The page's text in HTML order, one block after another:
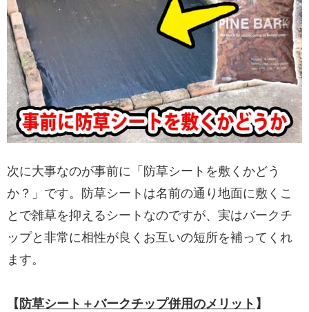
次に大事なのが事前に「防草シートを敷くかどう
か？」です。防草シートは名前の通り地面に敷くこ
とで雑草を抑えるシートなのですが、実はバークチ
ップと非常に相性が良くお互いの短所を補ってくれ
ます。
【防草シート＋バークチップ併用のメリット 】